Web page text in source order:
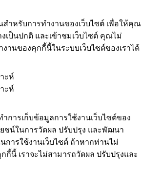
สำหรับการทำงานของเว็บไซต์ เพื่อให้คุณ
เป็นปกติ และเข้าชมเว็บไซต์ คุณไม่
านของคุกกี้นี้ในระบบเว็บไซต์ของเราได้
ะห์
ะห์
การเก็บข้อมูลการใช้งานเว็บไซต์ของ
ชน์ในการวัดผล ปรับปรุง และพัฒนา
การใช้งานเว็บไซต์ ถ้าหากท่านไม่
กี้นี้ เราจะไม่สามารถวัดผล ปรับปรุงและ